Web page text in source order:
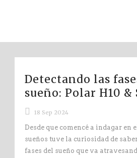
Detectando las
sueño: Polar H10 &
18 Sep 2024
Desde que comencé a indagar en
sueños tuve la curiosidad de
fases del sueño que va